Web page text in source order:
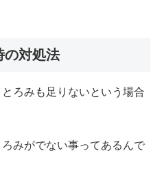
の対処法
ろみも足りないという場合
みがでない事ってあるんで